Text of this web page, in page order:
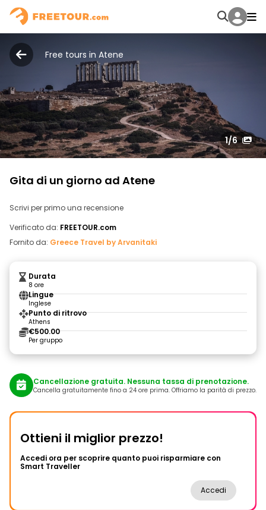
Free tours in Atene
1/6
Gita di un giorno ad Atene
Scrivi per primo una recensione
Verificato da: FREETOUR.com
Fornito da: Greece Travel by Arvanitaki
Durata
8 ore
Lingue
Inglese
Punto di ritrovo
Athens
€500.00
Per gruppo
Cancellazione gratuita. Nessuna tassa di prenotazione.
Cancella gratuitamente fino a 24 ore prima. Offriamo la parità di prezzo.
Ottieni il miglior prezzo!
Accedi ora per scoprire quanto puoi risparmiare con
Smart Traveller
Accedi